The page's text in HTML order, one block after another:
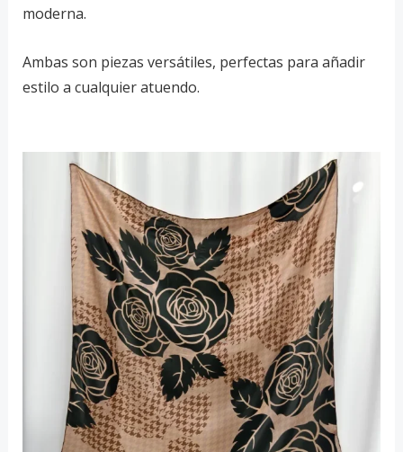
moderna.
Ambas son piezas versátiles, perfectas para añadir
estilo a cualquier atuendo.